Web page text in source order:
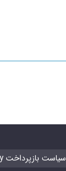
Refund Policy سیاست بازپرداخت